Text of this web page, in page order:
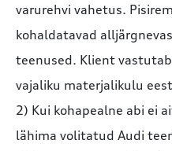
varurehvi vahetus.
kohaldatavad
teenused. Klient
vajaliku materjalikulu
2) Kui kohapealne abi ei
lähima volitatud Audi